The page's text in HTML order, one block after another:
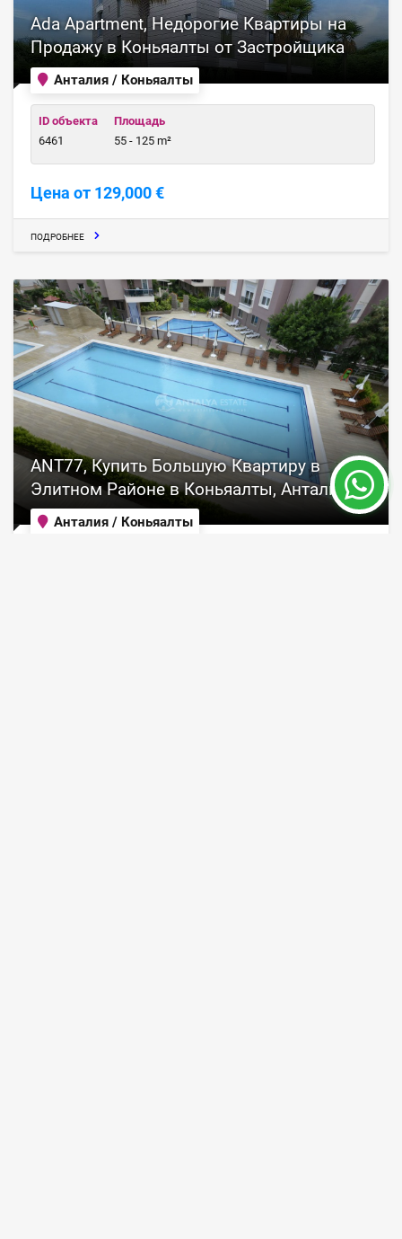
Анталия / Коньяалты
Ada Apartment, Недорогие Квартиры на
Продажу в Коньяалты от Застройщика
ID объекта
6461
Площадь
55 - 125 m²
Цена от 129,000 €
ПОДРОБНЕЕ
Анталия / Коньяалты
ANT77, Купить Большую Квартиру в
Элитном Районе в Коньяалты, Анталия